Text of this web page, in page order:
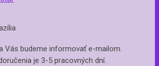
Vás budeme informovať e-mailom.
je 3-5 pracovných dní.